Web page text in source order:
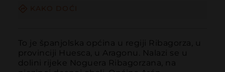
To je španjolska općina u regiji Ribagorza, u
provinciji Huesca, u Aragonu. Nalazi se u
dolini rijeke Noguera Ribagorzana, na